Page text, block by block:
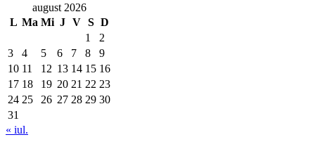
august 2026
L Ma Mi J V S D
1
2
3
4 5 6 7 8
9
10 11 12 13 14 15 16
17 18 19 20 21 22 23
24 25 26 27 28 29 30
31
« iul.